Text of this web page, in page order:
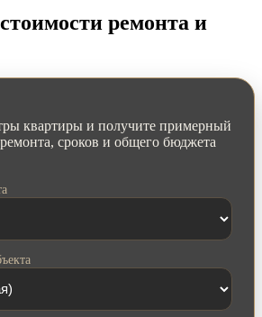
ремонта и
квартиры и получите примерный
сроков и общего бюджета